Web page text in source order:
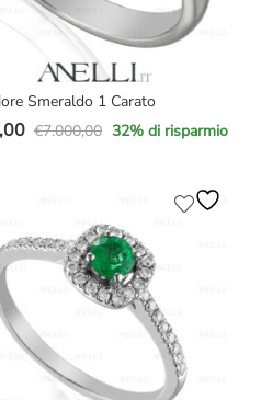
Smeraldo 1 Carato
€7.000,00 32% di risparmio